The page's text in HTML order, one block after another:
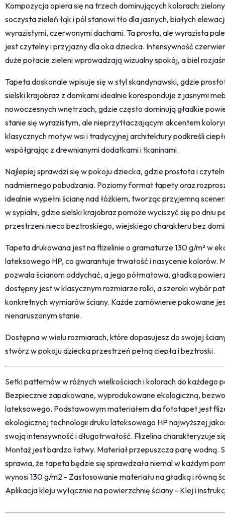
Kompozycja opiera się na trzech dominujących kolorach:
soczysta zieleń łąk i pól stanowi tło dla jasnych, białych
wyrazistymi, czerwonymi dachami. Ta prosta, ale wyrazista
jest czytelny i przyjazny dla oka dziecka. Intensywność
duże połacie zieleni wprowadzają wizualny spokój, a biel
Tapeta doskonale wpisuje się w styl skandynawski, gdzie
sielski krajobraz z domkami idealnie koresponduje z jasnymi
nowoczesnych wnętrzach, gdzie często dominują gładkie
stanie się wyrazistym, ale nieprzytłaczającym akcentem
klasycznych motyw wsi i tradycyjnej architektury podkreśli
współgrając z drewnianymi dodatkami i tkaninami.
Najlepiej sprawdzi się w pokoju dziecka, gdzie prostota i
nadmiernego pobudzania. Poziomy format tapety oraz
idealnie wypełni ścianę nad łóżkiem, tworząc przyjemną
w sypialni, gdzie sielski krajobraz pomoże wyciszyć się po dniu
przestrzeni nieco beztroskiego, wiejskiego charakteru bez
Tapeta drukowana jest na flizelinie o gramaturze 130 g/m² w
lateksowego HP, co gwarantuje trwałość i nasycenie kolorów.
pozwala ścianom oddychać, a jego półmatowa, gładka
dostępny jest w klasycznym rozmiarze rolki, a szeroki wybór
konkretnych wymiarów ściany. Każde zamówienie pakowane
nienaruszonym stanie.
Dostępna w wielu rozmiarach, które dopasujesz do swojej
stwórz w pokoju dziecka przestrzeń pełną ciepła i beztroski.
Setki patternów w różnych wielkościach i kolorach do każdego
Bezpiecznie zapakowane, wyprodukowane ekologiczną,
lateksowego. Podstawowym materiałem dla fototapet jest
ekologicznej technologii druku lateksowego HP najwyższej
swoją intensywność i długotrwałość. Flizelina charakteryzuje
Montaż jest bardzo łatwy. Materiał przepuszcza parę wodną.
sprawia, że tapeta będzie się sprawdzała niemal w każdym
wynosi 130 g/m2 - Zastosowanie materiału na gładką i równą
Aplikacja kleju wyłącznie na powierzchnię ściany - Klej i